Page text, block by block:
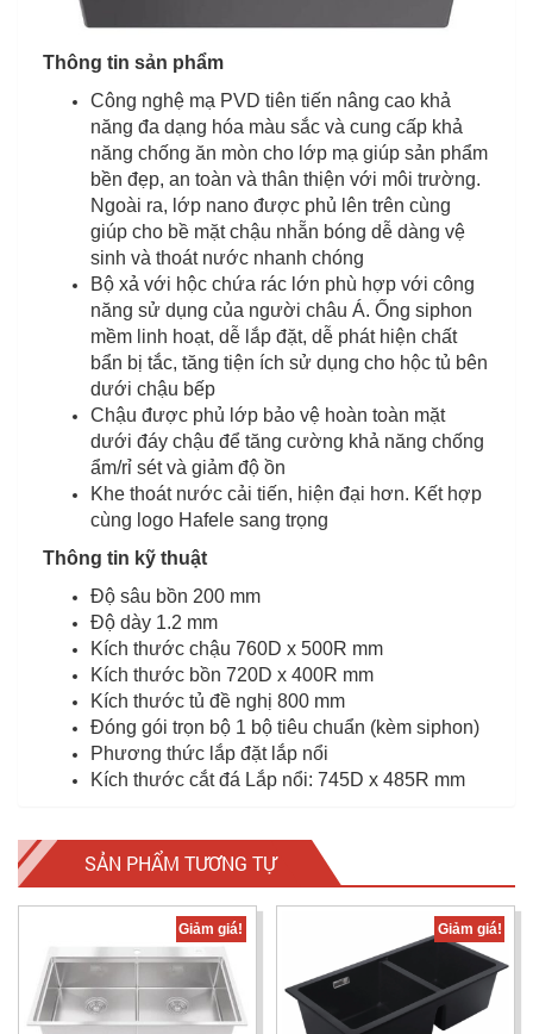
Thông tin sản phẩm
Công nghệ mạ PVD tiên tiến nâng cao khả
năng đa dạng hóa màu sắc và cung cấp khả
năng chống ăn mòn cho lớp mạ giúp sản phẩm
bền đẹp, an toàn và thân thiện với môi trường.
Ngoài ra, lớp nano được phủ lên trên cùng
giúp cho bề mặt chậu nhẵn bóng dễ dàng vệ
sinh và thoát nước nhanh chóng
Bộ xả với hộc chứa rác lớn phù hợp với công
năng sử dụng của người châu Á. Ống siphon
mềm linh hoạt, dễ lắp đặt, dễ phát hiện chất
bẩn bị tắc, tăng tiện ích sử dụng cho hộc tủ bên
dưới chậu bếp
Chậu được phủ lớp bảo vệ hoàn toàn mặt
dưới đáy chậu để tăng cường khả năng chống
ẩm/rỉ sét và giảm độ ồn
Khe thoát nước cải tiến, hiện đại hơn. Kết hợp
cùng logo Hafele sang trọng
Thông tin kỹ thuật
Độ sâu bồn 200 mm
Độ dày 1.2 mm
Kích thước chậu 760D x 500R mm
Kích thước bồn 720D x 400R mm
Kích thước tủ đề nghị 800 mm
Đóng gói trọn bộ 1 bộ tiêu chuẩn (kèm siphon)
Phương thức lắp đặt lắp nổi
Kích thước cắt đá Lắp nổi: 745D x 485R mm
SẢN PHẨM TƯƠNG TỰ
Giảm giá! Giảm giá!